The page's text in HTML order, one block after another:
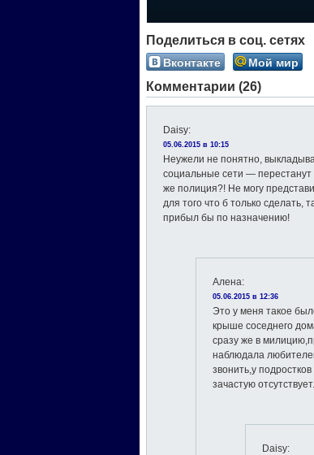
Поделиться в соц. сетях
Вконтакте Мой мир
Комментарии (26)
Daisy:
05.06.2015 в 10:15
Неужели не понятно,
социальные сети — перестанут
же полиция?! Не могу
для того что б только
прибыл бы по назначению!
Алена:
05.06.2015 в 12:36
Это у меня такое
крыше соседнего
сразу же в
наблюдала
звонить,у
зачастую отсутствует.
Daisy: